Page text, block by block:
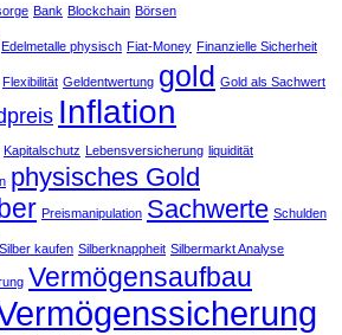
Bank Blockchain Börsen
Edelmetalle physisch Fiat-Money Finanzielle Sicherheit
Flexibilität Geldentwertung gold Gold als Sachwert
Inflation
Kapitalschutz Lebensversicherung liquidität
physisches Gold
Preismanipulation Sachwerte Schulden
Silber kaufen Silberknappheit Silbermarkt Analyse
Vermögensaufbau